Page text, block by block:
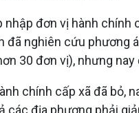
nhập đơn vị hành
đã nghiên cứu phương
30 đơn vị), nhưng nay
chính cấp xã đã
các địa phương phải